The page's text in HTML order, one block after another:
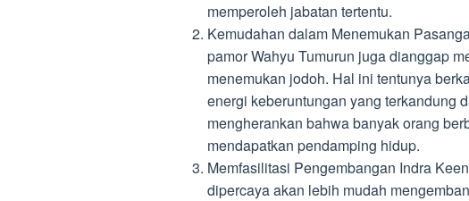
memperoleh jabatan tertentu.
Kemudahan dalam Menemukan
pamor Wahyu Tumurun juga dianggap
menemukan jodoh. Hal ini tentunya
energi keberuntungan yang terkandung
mengherankan bahwa banyak orang
mendapatkan pendamping hidup.
Memfasilitasi Pengembangan Indra
dipercaya akan lebih mudah